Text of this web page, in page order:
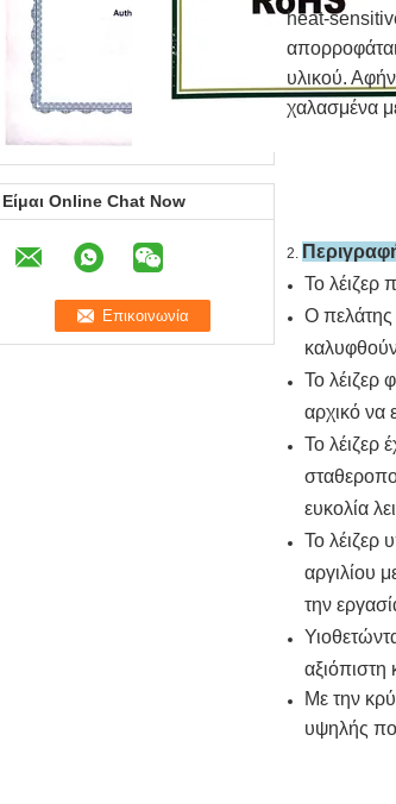
Είμαι Online Chat Now
heat-
υλικού.
χαλασμένα
2.
Το λέιζερ
Ο πελάτης
καλυφθούν
Το λέιζερ
αρχικό να
Το λέιζερ
ευκολία
Το λέιζερ
αργιλίου
την
αξιόπιστη
Με την
υψηλής